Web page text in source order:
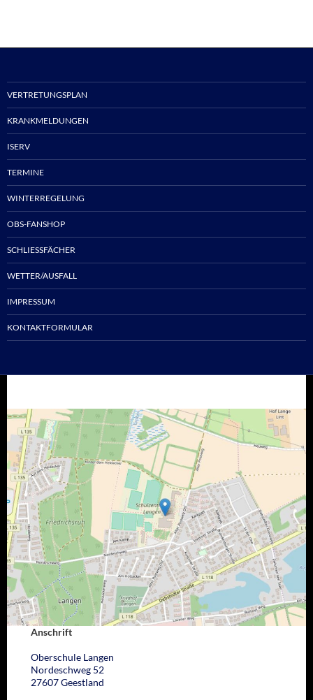
VERTRETUNGSPLAN
KRANKMELDUNGEN
ISERV
TERMINE
WINTERREGELUNG
OBS-FANSHOP
SCHLIESSFÄCHER
WETTER/AUSFALL
IMPRESSUM
KONTAKTFORMULAR
Anschrift
Oberschule Langen
Nordeschweg 52
27607 Geestland